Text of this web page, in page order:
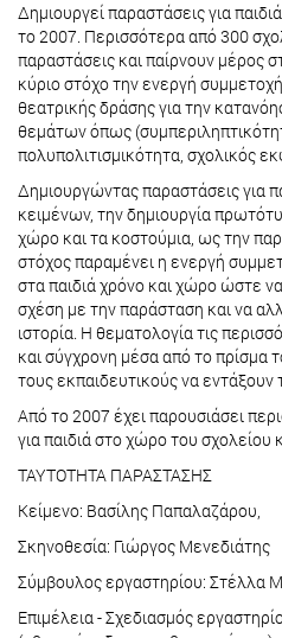
Δημιουργεί παραστάσεις για
το 2007. Περισσότερα από 300
παραστάσεις και παίρνουν μέρος
κύριο στόχο την ενεργή
θεατρικής δράσης για την
θεμάτων όπως
πολυπολιτισμικότητα, σχολικός
Δημιουργώντας παραστάσεις για
κειμένων, την δημιουργία
χώρο και τα κοστούμια, ως την
στόχος παραμένει η ενεργή
στα παιδιά χρόνο και χώρο ώστε
σχέση με την παράσταση και να
ιστορία. Η θεματολογία τις
και σύγχρονη μέσα από το πρίσμα
τους εκπαιδευτικούς να εντάξουν
Από το 2007 έχει παρουσιάσει
για παιδιά στο χώρο του σχολείου
ΤΑΥΤΟΤΗΤΑ ΠΑΡΑΣΤΑΣΗΣ
Κείμενο: Βασίλης Παπαλαζάρου,
Σκηνοθεσία: Γιώργος Μενεδιάτης
Σύμβουλος εργαστηρίου: Στέλλα
Επιμέλεια - Σχεδιασμός